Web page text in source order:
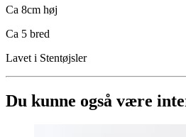
Ca 8cm høj
Ca 5 bred
Lavet i Stentøjsler
Du kunne også være